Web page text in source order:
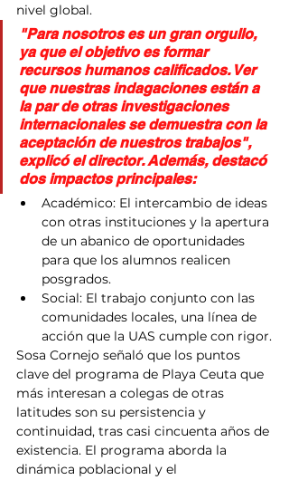
nivel global.
"Para nosotros es un gran orgullo,
ya que el objetivo es formar
recursos humanos calificados. Ver
que nuestras indagaciones están a
la par de otras investigaciones
internacionales se demuestra con la
aceptación de nuestros trabajos",
explicó el director. Además, destacó
dos impactos principales:
Académico: El intercambio de ideas
con otras instituciones y la apertura
de un abanico de oportunidades
para que los alumnos realicen
posgrados.
Social: El trabajo conjunto con las
comunidades locales, una línea de
acción que la UAS cumple con rigor.
Sosa Cornejo señaló que los puntos
clave del programa de Playa Ceuta que
más interesan a colegas de otras
latitudes son su persistencia y
continuidad, tras casi cincuenta años de
existencia. El programa aborda la
dinámica poblacional y el